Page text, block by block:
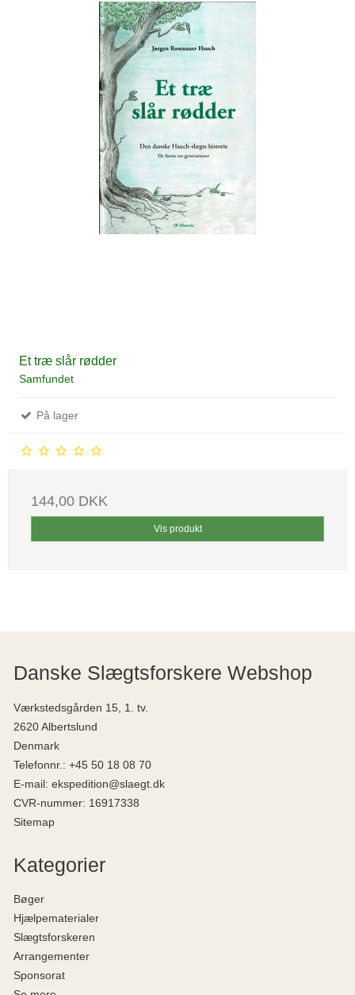
Et træ slår rødder
Samfundet
På lager
144,00 DKK
Vis produkt
Danske Slægtsforskere Webshop
Værkstedsgården 15, 1. tv.
2620 Albertslund
Denmark
Telefonnr. : +45 50 18 08 70
E-mail: ekspedition@slaegt.dk
CVR-nummer: 16917338
Sitemap
Kategorier
Bøger
Hjælpematerialer
Slægtsforskeren
Arrangementer
Sponsorat